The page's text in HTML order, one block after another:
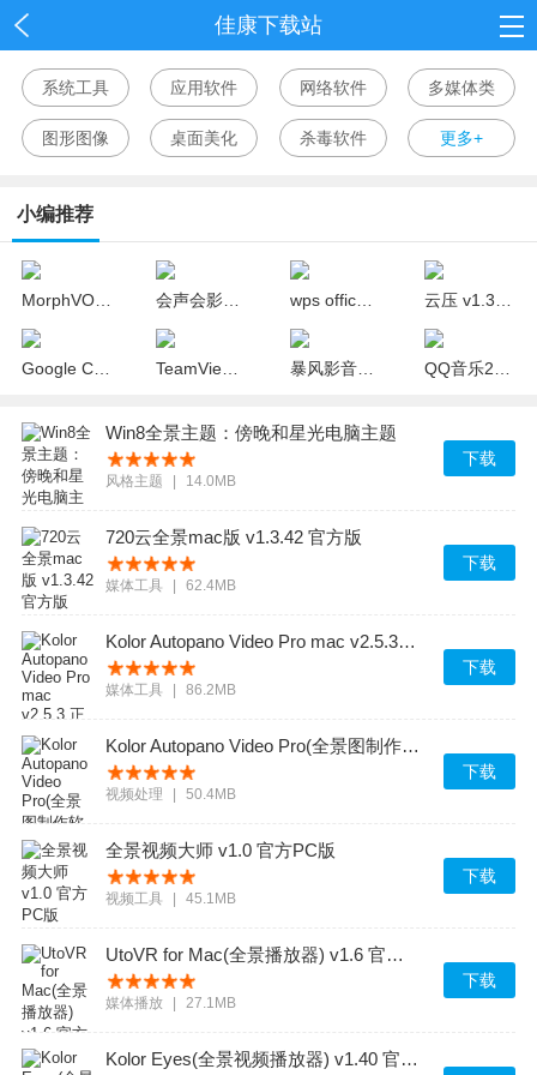
佳康下载站
首页
网游
系统工具 应用软件 网络软件 多媒体类
图形图像 桌面美化 杀毒软件 更多+
小编推荐
MorphVOX Pro中文版(变声器) v4.4.65 完美版 会声会影x10 32位/64位中文版(视频制作软件) wps office 2018官方下载 v10.1.0.7311 个人版
Google Chrome(谷歌浏览器) v67.0.3396.18 中文绿色版 TeamViewer v12.0.88438 精简绿色版 暴风影音mac官方免费下载 v1.1.4 最新版
Win8全景主题：傍晚和星光电脑主题
风格主题 14.0MB
下载
720云全景mac版 v1.3.42 官方版
媒体工具 62.4MB
下载
Kolor Autopano Video Pro mac v2.5.3 正式版
媒体工具 86.2MB
下载
Kolor Autopano Video Pro(全景图制作软件) v1.5.1 官方免费版
视频处理 50.4MB
下载
全景视频大师 v1.0 官方PC版
视频工具 45.1MB
下载
UtoVR for Mac(全景播放器) v1.6 官方最新版
媒体播放 27.1MB
下载
Kolor Eyes(全景视频播放器) v1.40 官方最新版